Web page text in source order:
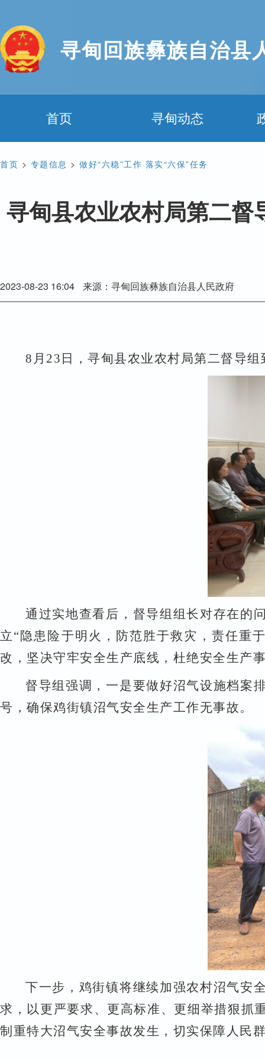
寻甸回族彝族自治县
首页 寻甸动态
首页 > 专题信息 > 做好“六稳”工作 落实“六保”任务
寻甸县农业农村局第二
2023-08-23 16:04 来源：寻甸回族彝族自治县人民政府
8月23日，寻甸县农业农村局第二督导
通过实地查看后， 督导组组长对存在的
立“隐患险于明火，防范胜于救灾，责任重
改，坚决守牢安全生产底线，杜绝安全生产
督导组强调， 一是要做好沼气设施档案
号，确保鸡街镇沼气安全生产工作无事故。
下一步，鸡街镇将继续加强农村沼气安
求，以更严要求、更高标准、更细举措狠抓
制重特大沼气安全事故发生，切实保障人民